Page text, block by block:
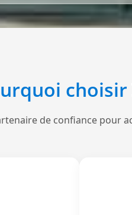
choisir
de confiance pour